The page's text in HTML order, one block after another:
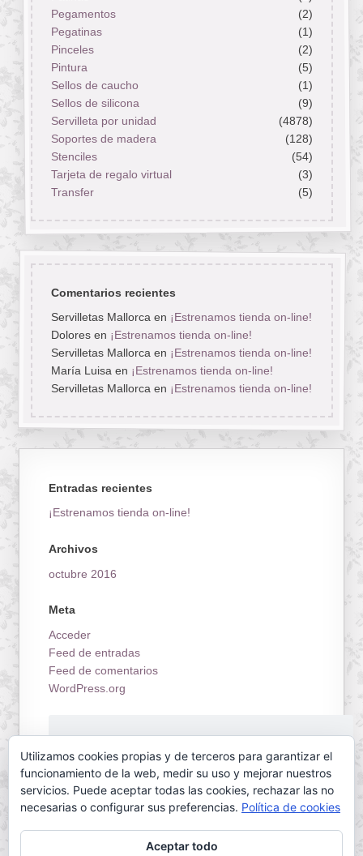
Pegamentos
(2)
Pegatinas
(1)
Pinceles
(2)
Pintura
(5)
Sellos de caucho
(1)
Sellos de silicona
(9)
Servilleta por unidad
(4878)
Soportes de madera
(128)
Stenciles
(54)
Tarjeta de regalo virtual
(3)
Transfer
(5)
Comentarios recientes
Servilletas Mallorcaen ¡Estrenamos tienda on-line!
Doloresen ¡Estrenamos tienda on-line!
Servilletas Mallorcaen ¡Estrenamos tienda on-line!
María Luisaen ¡Estrenamos tienda on-line!
Servilletas Mallorcaen ¡Estrenamos tienda on-line!
Entradas recientes
¡Estrenamos tienda on-line!
Archivos
octubre 2016
Meta
Acceder
Feed de entradas
Feed de comentarios
WordPress.org
Utilizamos cookies propias y de terceros para garantizar el
funcionamiento de la web, medir su uso y mejorar nuestros
servicios. Puede aceptar todas las cookies, rechazar las no
necesarias o configurar sus preferencias. Política de cookies
Aceptar todo